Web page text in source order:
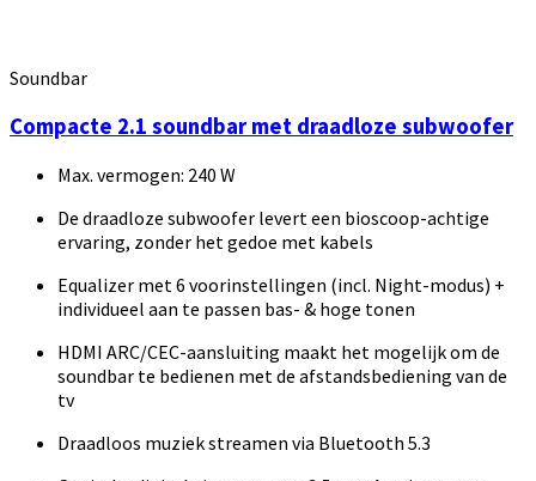
Soundbar
Compacte 2.1 soundbar met draadloze subwoofer
Max. vermogen: 240 W
De draadloze subwoofer levert een bioscoop-achtige
ervaring, zonder het gedoe met kabels
Equalizer met 6 voorinstellingen (incl. Night-modus) +
individueel aan te passen bas- & hoge tonen
HDMI ARC/CEC-aansluiting maakt het mogelijk om de
soundbar te bedienen met de afstandsbediening van de
tv
Draadloos muziek streamen via Bluetooth 5.3